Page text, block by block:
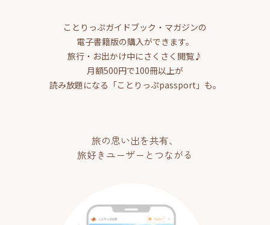
ことりっぷガイドブック・マガジンの
電子書籍版の購入ができます。
旅行・お出かけ中にさくさく閲覧♪
月額500円で100冊以上が
読み放題になる「ことりっぷpassport」も。
旅の思い出を共有、
旅好きユーザーとつながる